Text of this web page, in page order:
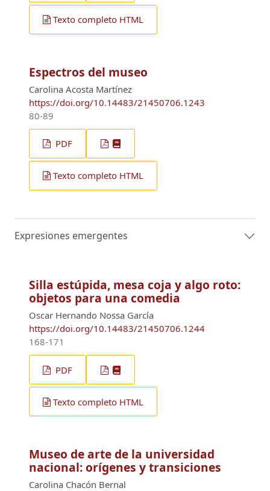
Texto completo HTML
Espectros del museo
Carolina Acosta Martínez
https://doi.org/10.14483/21450706.1243
80-89
PDF
Texto completo HTML
Expresiones emergentes
Silla estúpida, mesa coja y algo roto:
objetos para una comedia
Oscar Hernando Nossa García
https://doi.org/10.14483/21450706.1244
168-171
PDF
Texto completo HTML
Museo de arte de la universidad
nacional: orígenes y transiciones
Carolina Chacón Bernal